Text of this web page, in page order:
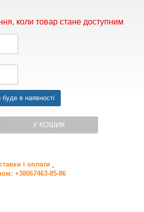
коли товар стане доступним
в наявності
У КОШИК
і оплати
+38067463-85-86